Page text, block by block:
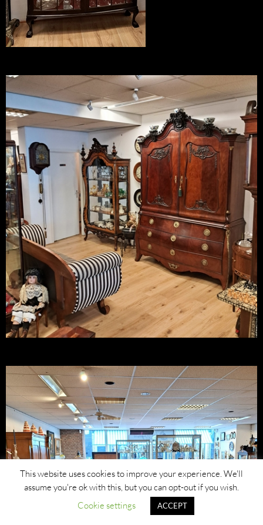
This website uses cookies to improve your experience. We'll
assume you're ok with this, but you can opt-out if you wish.
Cookie settings
ACCEPT